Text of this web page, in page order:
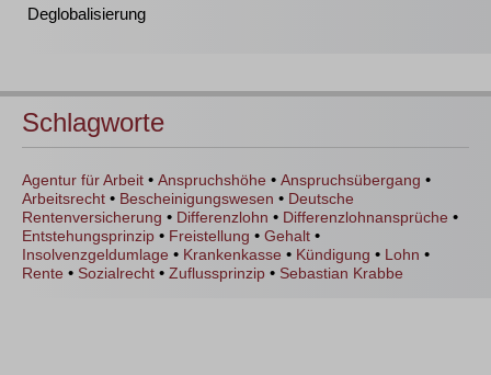
Deglobalisierung
Schlagworte
Agentur für Arbeit • Anspruchshöhe • Anspruchsübergang •
Arbeitsrecht • Bescheinigungswesen • Deutsche
Rentenversicherung • Differenzlohn • Differenzlohnansprüche •
Entstehungsprinzip • Freistellung • Gehalt •
Insolvenzgeldumlage • Krankenkasse • Kündigung • Lohn •
Rente • Sozialrecht • Zuflussprinzip • Sebastian Krabbe